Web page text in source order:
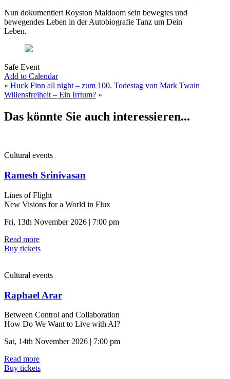
Nun dokumentiert Royston Maldoom sein bewegtes und
bewegendes Leben in der Autobiografie Tanz um Dein
Leben.
Safe Event
Add to Calendar
« Huck Finn all night – zum 100. Todestag von Mark Twain
Willensfreiheit – Ein Irrtum? »
Das könnte Sie auch interessieren...
Cultural events
Ramesh Srinivasan
Lines of Flight
New Visions for a World in Flux
Fri, 13th November 2026 | 7:00 pm
Read more
Buy tickets
Cultural events
Raphael Arar
Between Control and Collaboration
How Do We Want to Live with AI?
Sat, 14th November 2026 | 7:00 pm
Read more
Buy tickets